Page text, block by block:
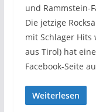
und Rammstein-
Die jetzige
mit Schlager Hits
aus Tirol) hat
Facebook-Seite
Weiterlesen